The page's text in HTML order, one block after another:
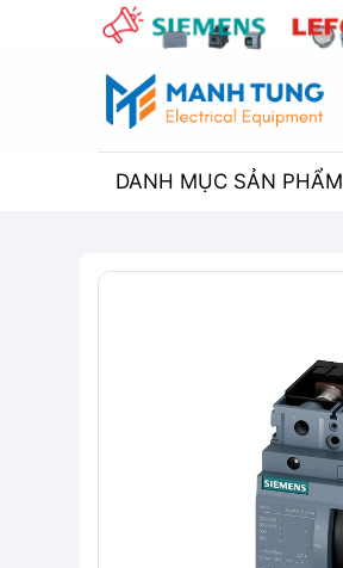
DANH MỤC SẢN PHẨM